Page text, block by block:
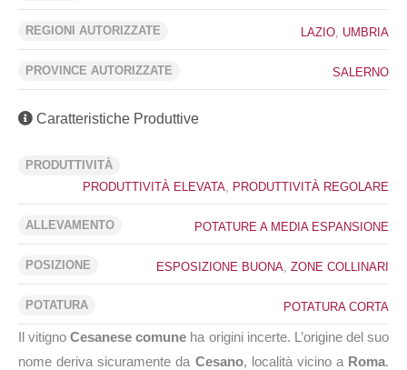
REGIONI AUTORIZZATE LAZIO, UMBRIA
PROVINCE AUTORIZZATE SALERNO
Caratteristiche Produttive
PRODUTTIVITÀ
PRODUTTIVITÀ ELEVATA, PRODUTTIVITÀ REGOLARE
ALLEVAMENTO POTATURE A MEDIA ESPANSIONE
POSIZIONE ESPOSIZIONE BUONA, ZONE COLLINARI
POTATURA POTATURA CORTA
Il vitignoCesanese comune ha origini incerte. L’origine del suo
nome deriva sicuramente da Cesano, località vicino a Roma.